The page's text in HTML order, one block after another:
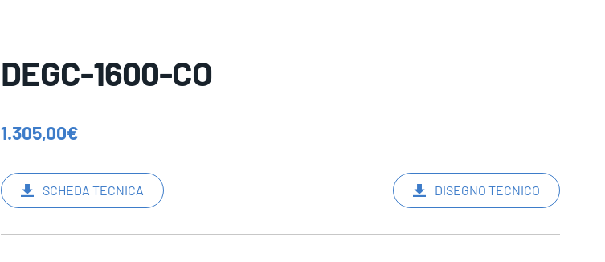
DEGC-1600-CO
1.305,00€
SCHEDA TECNICA DISEGNO TECNICO